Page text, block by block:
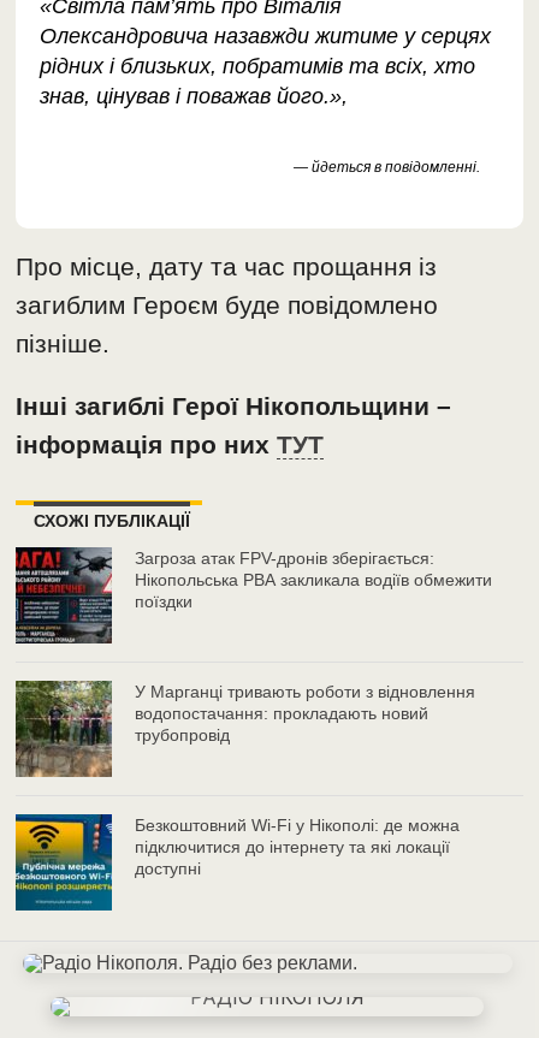
«Світла пам’ять про Віталія
Олександровича назавжди житиме у серцях
рідних і близьких, побратимів та всіх, хто
знав, цінував і поважав його.»,
— йдеться в повідомленні.
Про місце, дату та час прощання із
загиблим Героєм буде повідомлено
пізніше.
Інші загиблі Герої Нікопольщини –
інформація про нихТУТ
СХОЖІ ПУБЛІКАЦІЇ
Загроза атак FPV-дронів зберігається:
Нікопольська РВА закликала водіїв обмежити
поїздки
У Марганці тривають роботи з відновлення
водопостачання: прокладають новий
трубопровід
Безкоштовний Wi-Fi у Нікополі: де можна
підключитися до інтернету та які локації
доступні